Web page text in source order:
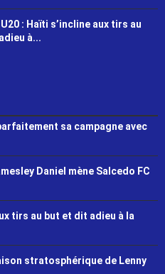
: Haïti s’incline aux tirs au
à...
sa campagne avec
Daniel mène Salcedo FC
tirs au but et dit adieu à la
stratosphérique de Lenny